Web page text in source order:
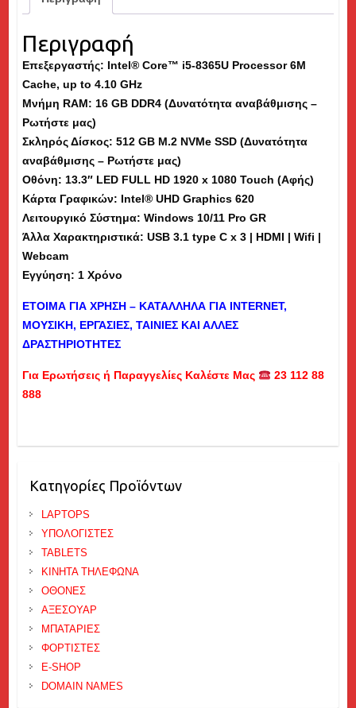
16GB
512GB
M.2
NVMe
SSD,
13.3"
Touch
(Αφής)
-
Εκθεσιακό
(tb)
ποσότητα
Περιγραφή
Επεξεργαστής: Intel® Core™ i5-8365U Processor 6M
Cache, up to 4.10 GHz
Μνήμη RAM: 16 GB DDR4 (Δυνατότητα αναβάθμισης –
Ρωτήστε μας)
Σκληρός Δίσκος: 512 GB M.2 NVMe SSD (Δυνατότητα
αναβάθμισης – Ρωτήστε μας)
Οθόνη: 13.3″ LED FULL HD 1920 x 1080 Touch (Αφής)
Κάρτα Γραφικών: Intel® UHD Graphics 620
Λειτουργικό Σύστημα: Windows 10/11 Pro GR
Άλλα Χαρακτηριστικά: USB 3.1 type C x 3 | HDMI | Wifi |
Webcam
Εγγύηση: 1 Χρόνο
ΕΤΟΙΜΑ ΓΙΑ ΧΡΗΣΗ – ΚΑΤΑΛΛΗΛΑ ΓΙΑ INTERNET,
ΜΟΥΣΙΚΗ, ΕΡΓΑΣΙΕΣ, ΤΑΙΝΙΕΣ ΚΑΙ ΑΛΛΕΣ
ΔΡΑΣΤΗΡΙΟΤΗΤΕΣ
Για Ερωτήσεις ή Παραγγελίες Καλέστε Μας
23 112 88
888
Κατηγορίες Προϊόντων
LAPTOPS
ΥΠΟΛΟΓΙΣΤΕΣ
TABLETS
ΚΙΝΗΤΑ ΤΗΛΕΦΩΝΑ
ΟΘΟΝΕΣ
ΑΞΕΣΟΥΑΡ
ΜΠΑΤΑΡΙΕΣ
ΦΟΡΤΙΣΤΕΣ
E-SHOP
DOMAIN NAMES